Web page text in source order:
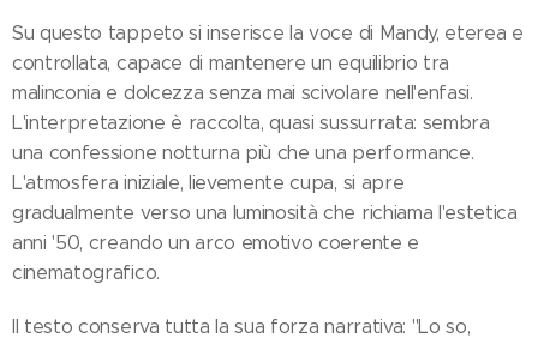
Su questo tappeto si inserisce la voce di Mandy, eterea e
controllata, capace di mantenere un equilibrio tra
malinconia e dolcezza senza mai scivolare nell'enfasi.
L'interpretazione è raccolta, quasi sussurrata: sembra
una confessione notturna più che una performance.
L'atmosfera iniziale, lievemente cupa, si apre
gradualmente verso una luminosità che richiama l'estetica
anni '50, creando un arco emotivo coerente e
cinematografico.
Il testo conserva tutta la sua forza narrativa: "Lo so,